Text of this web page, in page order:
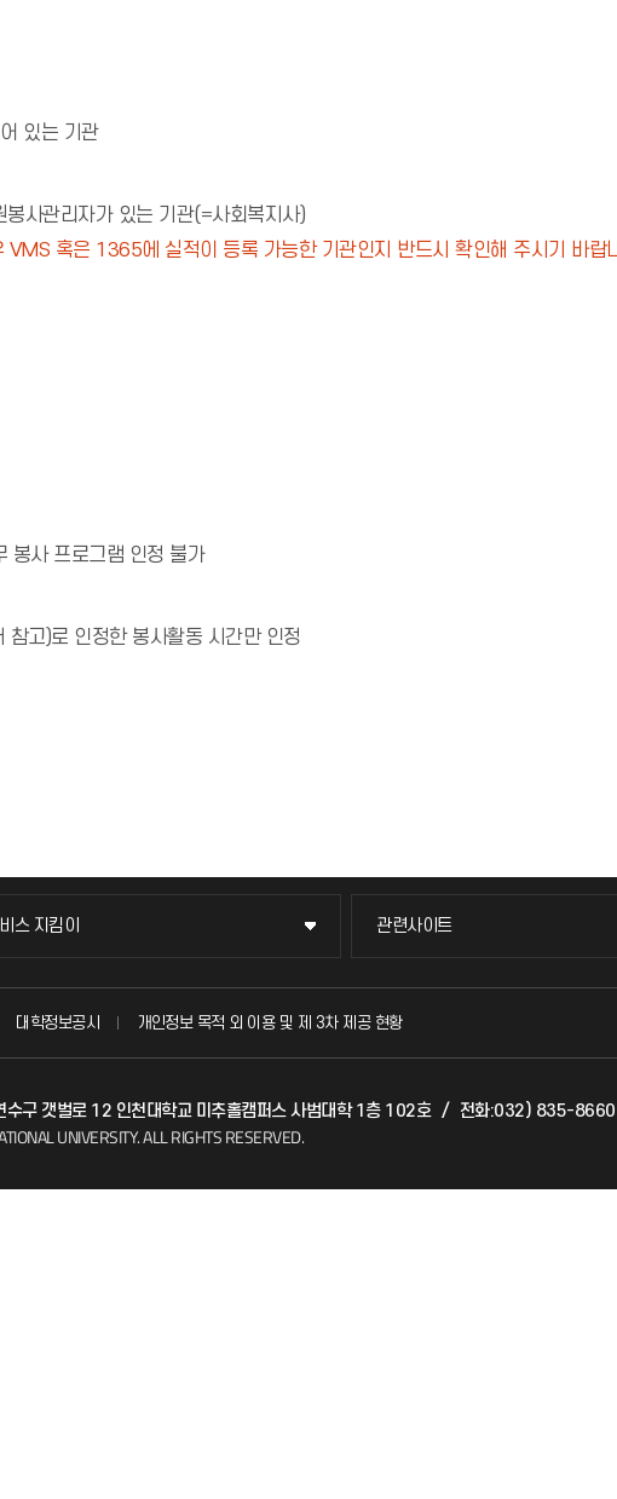
있는 기관
사관리자가 있는 기관(=사회복지사)
VMS 혹은 1365에 실적이 등록 가능한 기관인지 반드시 확인해 주시기 바랍
봉사 프로그램 인정 불가
고)로 인정한 봉사활동 시간만 인정
스 지킴이
스 지킴이
답하기
묻는 질문(FAQ)
관련사이트
관련사이트
국방헬프콜
산학협력단
대학정보공시 개인정보 목적 외 이용 및 제 3차 제공 현황
구 갯벌로 12 인천대학교 미추홀캠퍼스 사범대학 1층 102호 / 전화:032) 835-8660
UNIVERSITY.ALL RIGHTS RESERVED.